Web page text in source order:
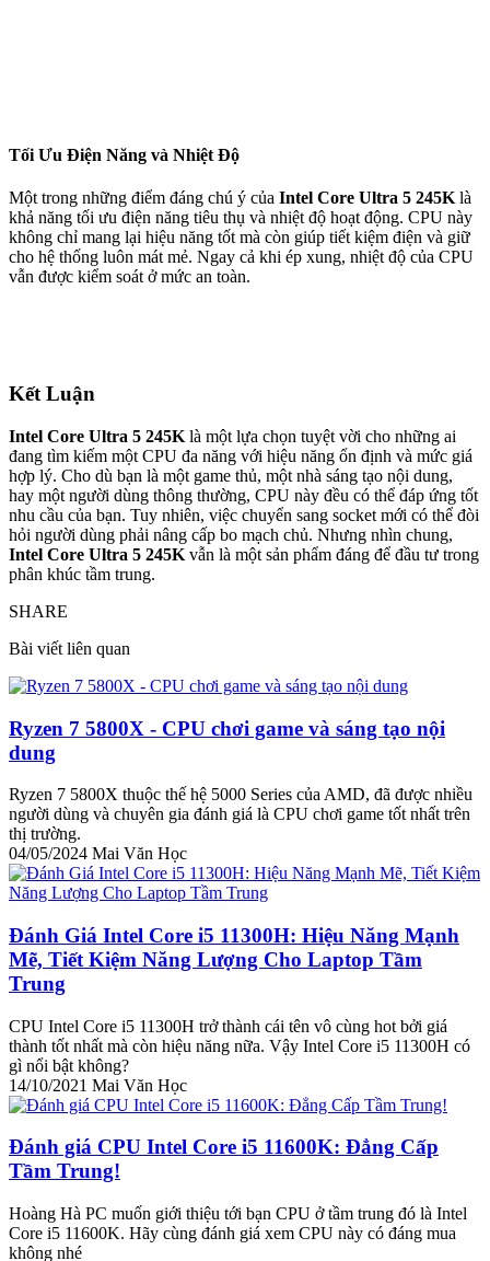
Tối Ưu Điện Năng và Nhiệt Độ
Một trong những điểm đáng chú ý của Intel Core Ultra 5 245Klà
khả năng tối ưu điện năng tiêu thụ và nhiệt độ hoạt động. CPU này
không chỉ mang lại hiệu năng tốt mà còn giúp tiết kiệm điện và giữ
cho hệ thống luôn mát mẻ. Ngay cả khi ép xung, nhiệt độ của CPU
vẫn được kiểm soát ở mức an toàn.
Kết Luận
Intel Core Ultra 5 245K là một lựa chọn tuyệt vời cho những ai
đang tìm kiếm một CPU đa năng với hiệu năng ổn định và mức giá
hợp lý. Cho dù bạn là một game thủ, một nhà sáng tạo nội dung,
hay một người dùng thông thường, CPU này đều có thể đáp ứng tốt
nhu cầu của bạn. Tuy nhiên, việc chuyển sang socket mới có thể đòi
hỏi người dùng phải nâng cấp bo mạch chủ. Nhưng nhìn chung,
Intel Core Ultra 5 245K vẫn là một sản phẩm đáng để đầu tư trong
phân khúc tầm trung.
SHARE
Bài viết liên quan
Ryzen 7 5800X - CPU chơi game và sáng tạo nội
dung
Ryzen 7 5800X thuộc thế hệ 5000 Series của AMD, đã được nhiều
người dùng và chuyên gia đánh giá là CPU chơi game tốt nhất trên
thị trường.
04/05/2024 Mai Văn Học
Đánh Giá Intel Core i5 11300H: Hiệu Năng Mạnh
Mẽ, Tiết Kiệm Năng Lượng Cho Laptop Tầm
Trung
CPU Intel Core i5 11300H trở thành cái tên vô cùng hot bởi giá
thành tốt nhất mà còn hiệu năng nữa. Vậy Intel Core i5 11300H có
gì nổi bật không?
14/10/2021 Mai Văn Học
Đánh giá CPU Intel Core i5 11600K: Đẳng Cấp
Tầm Trung!
Hoàng Hà PC muốn giới thiệu tới bạn CPU ở tầm trung đó là Intel
Core i5 11600K. Hãy cùng đánh giá xem CPU này có đáng mua
không nhé